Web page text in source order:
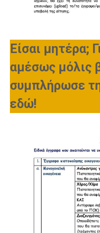
Είσαι μητέρα;
αμέσως μόλις
συμπλήρωσε
εδώ!